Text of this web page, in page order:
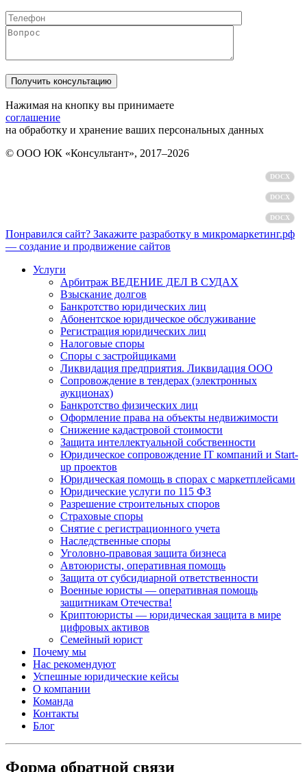
Нажимая на кнопку вы принимаете
соглашение
на обработку и хранение ваших персональных данных
© ООО ЮК «Консультант», 2017–2026
DOCX
DOCX
DOCX
Понравился сайт? Закажите разработку в микромаркетинг.рф
— создание и продвижение сайтов
Услуги
Арбитраж ВЕДЕНИЕ ДЕЛ В СУДАХ
Взыскание долгов
Банкротство юридических лиц
Абонентское юридическое обслуживание
Регистрация юридических лиц
Налоговые споры
Споры с застройщиками
Ликвидация предприятия. Ликвидация ООО
Сопровождение в тендерах (электронных
аукционах)
Банкротство физических лиц
Оформление права на объекты недвижимости
Снижение кадастровой стоимости
Защита интеллектуальной собственности
Юридическое сопровождение IT компаний и Start-
up проектов
Юридическая помощь в спорах с маркетплейсами
Юридические услуги по 115 ФЗ
Разрешение строительных споров
Страховые споры
Снятие с регистрационного учета
Наследственные споры
Уголовно-правовая защита бизнеса
Автоюристы, оперативная помощь
Защита от субсидиарной ответственности
Военные юристы — оперативная помощь
защитникам Отечества!
Криптоюристы — юридическая защита в мире
цифровых активов
Семейный юрист
Почему мы
Нас рекомендуют
Успешные юридические кейсы
О компании
Команда
Контакты
Блог
Форма обратной связи